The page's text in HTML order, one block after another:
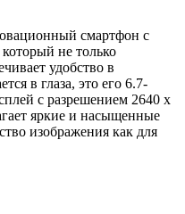
смартфон с
не только
удобство в
в глаза, это его 6.7-
с разрешением 2640 x
яркие и насыщенные
изображения как для